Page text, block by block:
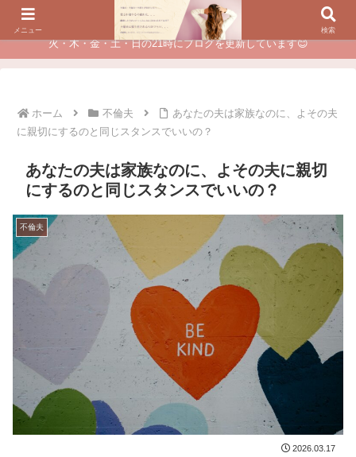
夫に不倫されたつらい経験が、あなたのチャンスに変わるカウンセリング
火・木・金・土・日の21時にブログを更新しています😊
ホーム 不倫夫
あなたの夫は家族なのに、よその夫
に親切にするのと同じスタンスでいいの？
あなたの夫は家族なのに、よその夫に親切
にするのと同じスタンスでいいの？
不倫夫
2026.03.17
メニュー 検索